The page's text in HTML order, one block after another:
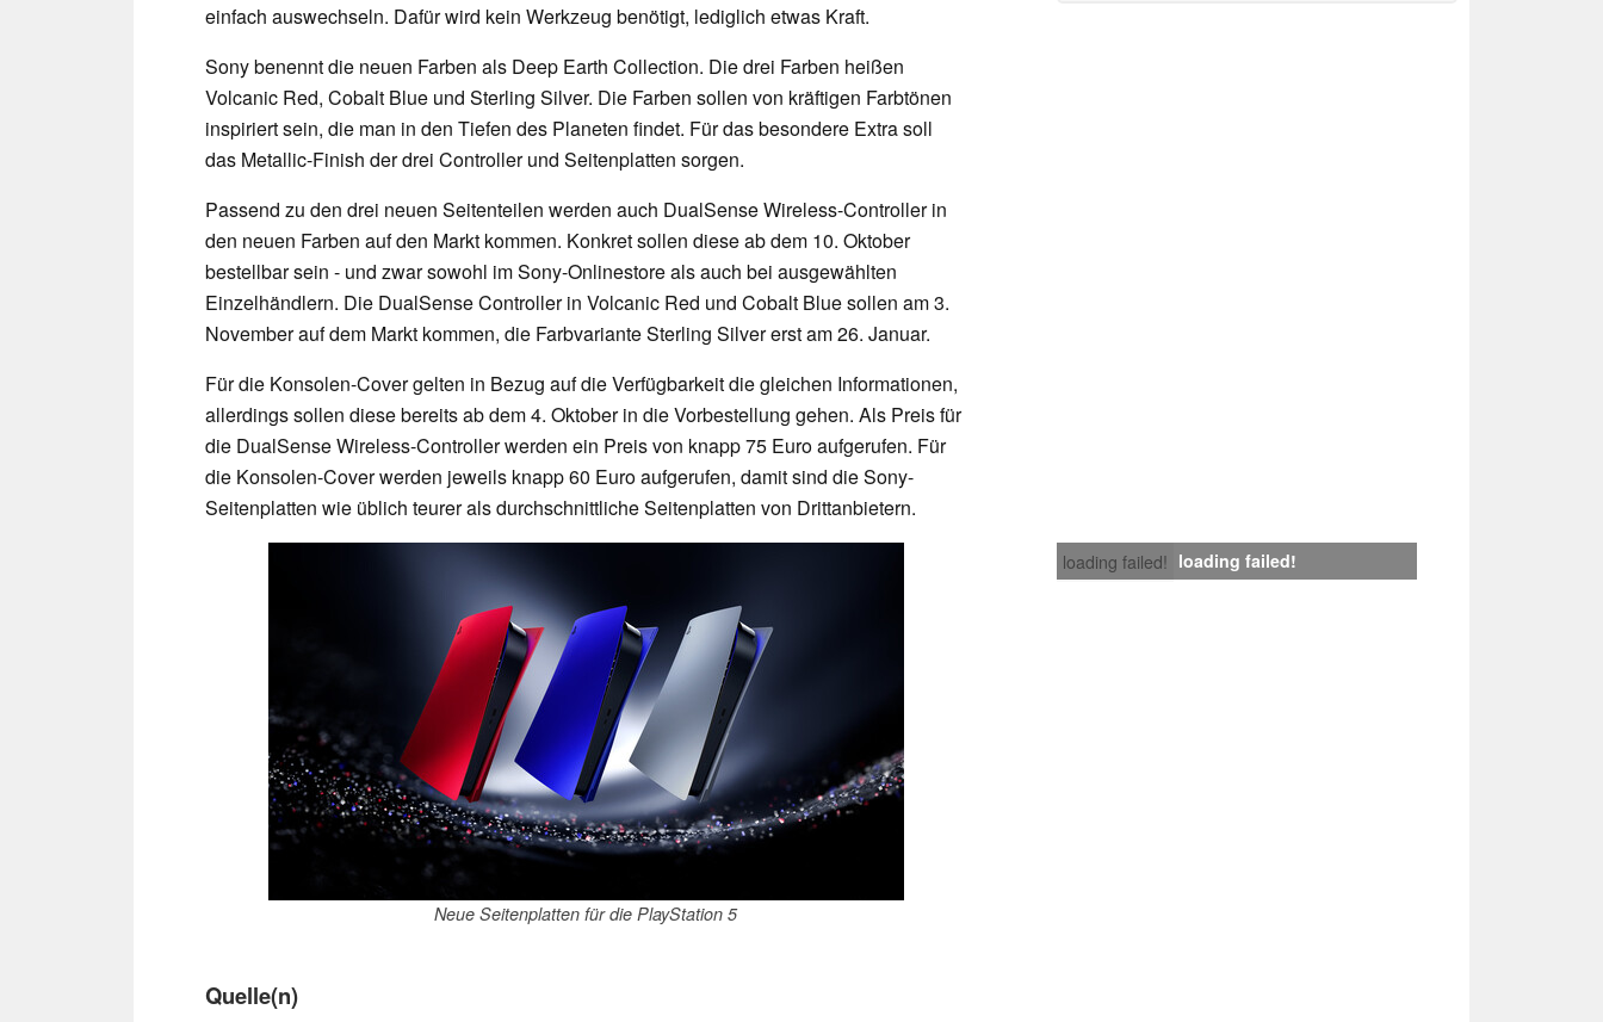
einfach auswechseln. Dafür wird kein Werkzeug benötigt, lediglich etwas Kraft.
Sony benennt die neuen Farben als Deep Earth Collection. Die drei Farben heißen
Volcanic Red, Cobalt Blue und Sterling Silver. Die Farben sollen von kräftigen Farbtönen
inspiriert sein, die man in den Tiefen des Planeten findet. Für das besondere Extra soll
das Metallic-Finish der drei Controller und Seitenplatten sorgen.
Passend zu den drei neuen Seitenteilen werden auch DualSense Wireless-Controller in
den neuen Farben auf den Markt kommen. Konkret sollen diese ab dem 10. Oktober
bestellbar sein - und zwar sowohl im Sony-Onlinestore als auch bei ausgewählten
Einzelhändlern. Die DualSense Controller in Volcanic Red und Cobalt Blue sollen am 3.
November auf dem Markt kommen, die Farbvariante Sterling Silver erst am 26. Januar.
Für die Konsolen-Cover gelten in Bezug auf die Verfügbarkeit die gleichen Informationen,
allerdings sollen diese bereits ab dem 4. Oktober in die Vorbestellung gehen. Als Preis für
die DualSense Wireless-Controller werden ein Preis von knapp 75 Euro aufgerufen. Für
die Konsolen-Cover werden jeweils knapp 60 Euro aufgerufen, damit sind die Sony-
Seitenplatten wie üblich teurer als durchschnittliche Seitenplatten von Drittanbietern.
loading failed! loading failed!
Neue Seitenplatten für die PlayStation 5
Quelle(n)